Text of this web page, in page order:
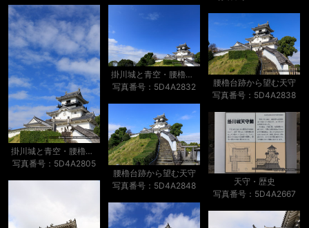
掛川城と青空・腰櫓台跡から望む天守
写真番号：5D4A2805
掛川城と青空・腰櫓台跡から望む天守
写真番号：5D4A2832
腰櫓台跡から望む天守
写真番号：5D4A2838
腰櫓台跡から望む天守
写真番号：5D4A2848
天守・歴史
写真番号：5D4A2667